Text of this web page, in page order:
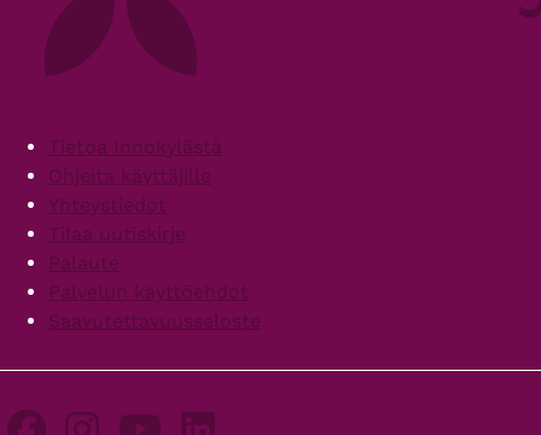
FooterTietoa Innokylästä
Ohjeita käyttäjille
Yhteystiedot
Tilaa uutiskirje
Palaute
Palvelun käyttöehdot
Saavutettavuusseloste